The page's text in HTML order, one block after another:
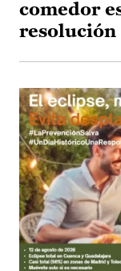
comedor